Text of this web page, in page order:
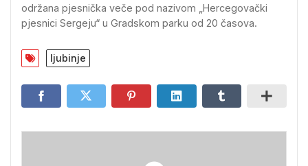
održana pjesnička veče pod nazivom „Hercegovački
pjesnici Sergeju“ u Gradskom parku od 20 časova.
ljubinje